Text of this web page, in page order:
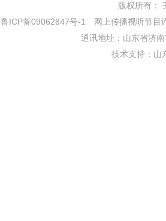
版权所有：
鲁ICP备09062847号-1
网上传播视听节目
通讯地址：山东省济
技术支持： 山